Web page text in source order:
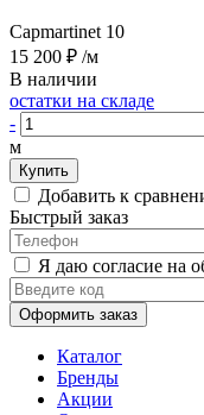
Capmartinet 10
15 200 ₽ /м
В наличии
остатки на складе
-
м
Купить
Добавить к
Быстрый заказ
Я даю согласие на
Оформить заказ
Каталог
Бренды
Акции